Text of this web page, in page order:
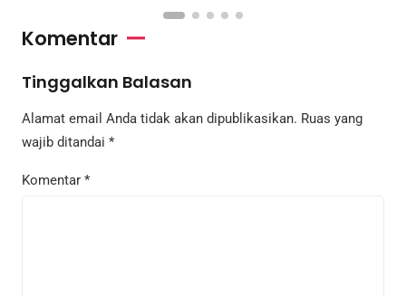
Komentar
Tinggalkan Balasan
Alamat email Anda tidak akan dipublikasikan. Ruas yang
wajib ditandai *
Komentar *